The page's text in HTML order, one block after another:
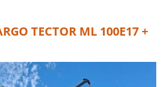
TECTOR ML 100E17 +